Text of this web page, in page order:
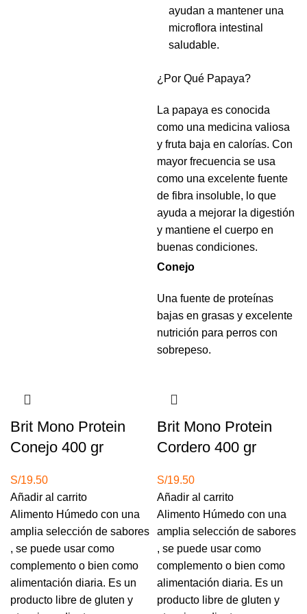
ayudan a mantener una
microflora intestinal
saludable.
¿Por Qué Papaya?
La papaya es conocida
como una medicina valiosa
y fruta baja en calorías. Con
mayor frecuencia se usa
como una excelente fuente
de fibra insoluble, lo que
ayuda a mejorar la digestión
y mantiene el cuerpo en
buenas condiciones.
Conejo
Una fuente de proteínas
bajas en grasas y excelente
nutrición para perros con
sobrepeso.
Brit Mono Protein
Conejo 400 gr
S/19.50
Añadir al carrito
Alimento Húmedo con una
amplia selección de sabores
, se puede usar como
complemento o bien como
alimentación diaria. Es un
producto libre de gluten y
Brit Mono Protein
Cordero 400 gr
S/19.50
Añadir al carrito
Alimento Húmedo con una
amplia selección de sabores
, se puede usar como
complemento o bien como
alimentación diaria. Es un
producto libre de gluten y